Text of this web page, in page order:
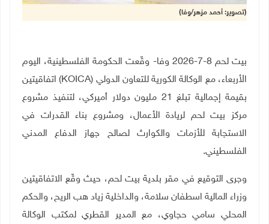
(تصوير: أحمد مزهر/وفا)
بيت لحم 8-7-2026 وفا- وقّعت الحكومة الفلسطينية، اليوم
الأربعاء، مع الوكالة الكورية للتعاون الدولي (KOICA) اتفاقيتين
بقيمة إجمالية تبلغ 21 مليون دولار أميركي، لتنفيذ مشروع
مركز بيت لحم لريادة الأعمال، ومشروع بناء القدرات في
الاستجابة للأزمات والكوارث لصالح جهاز الدفاع المدني
الفلسطيني.
وجرى التوقيع في مقر بلدية بيت لحم، حيث وقّع الاتفاقيتين
وزراء المالية اسطفان سلامة، والداخلية زياد هب الريح، والحكم
المحلي سامي حجاوي، مع المدير القطري لمكتب الوكالة